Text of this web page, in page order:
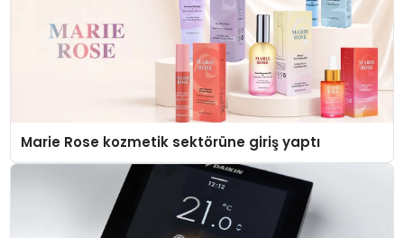
Marie Rose kozmetik sektörüne giriş yaptı